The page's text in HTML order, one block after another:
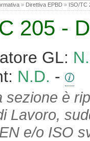
» Direttiva EPBD » ISO/TC
205 -
GL:
N.D. -
sezione è
Lavoro,
e/o ISO